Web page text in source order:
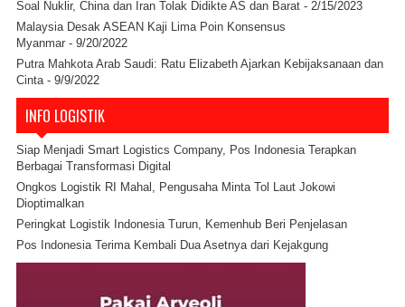
Soal Nuklir, China dan Iran Tolak Didikte AS dan Barat - 2/15/2023
Malaysia Desak ASEAN Kaji Lima Poin Konsensus
Myanmar - 9/20/2022
Putra Mahkota Arab Saudi: Ratu Elizabeth Ajarkan Kebijaksanaan dan
Cinta - 9/9/2022
INFO LOGISTIK
Siap Menjadi Smart Logistics Company, Pos Indonesia Terapkan
Berbagai Transformasi Digital
Ongkos Logistik RI Mahal, Pengusaha Minta Tol Laut Jokowi
Dioptimalkan
Peringkat Logistik Indonesia Turun, Kemenhub Beri Penjelasan
Pos Indonesia Terima Kembali Dua Asetnya dari Kejakgung